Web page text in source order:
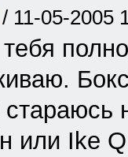
/ 11-05-2005
или Ike